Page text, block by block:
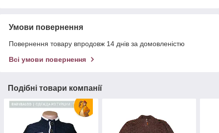
Умови повернення
Повернення товару впродовж 14 днів за домовленістю
Всі умови повернення
Подібні товари компанії